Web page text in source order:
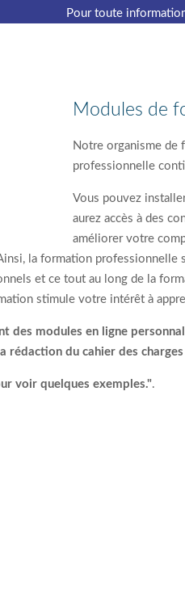
Pour toute
Modules de
Notre organisme de
professionnelle
Vous pouvez
aurez accès à des
améliorer votre
la formation professionnelle
et ce tout au long de la
stimule votre intérêt à
des modules en ligne
rédaction du cahier des
voir quelques exemples.".